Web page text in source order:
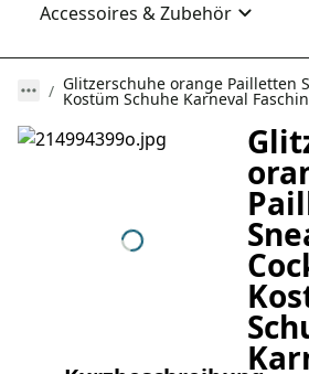
Accessoires & Zubehör
Glitzerschuhe orange Pailletten
Kostüm Schuhe Karneval